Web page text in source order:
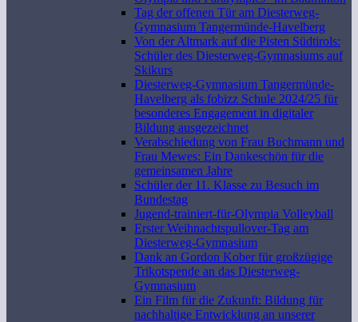
Tag der offenen Tür am Diesterweg-
Gymnasium Tangermünde-Havelberg
Von der Altmark auf die Pisten Südtirols:
Schüler des Diesterweg-Gymnasiums auf
Skikurs
Diesterweg-Gymnasium Tangermünde-
Havelberg als fobizz Schule 2024/25 für
besonderes Engagement in digitaler
Bildung ausgezeichnet
Verabschiedung von Frau Buchmann und
Frau Mewes: Ein Dankeschön für die
gemeinsamen Jahre
Schüler der 11. Klasse zu Besuch im
Bundestag
Jugend-trainiert-für-Olympia Volleyball
Erster Weihnachtspullover-Tag am
Diesterweg-Gymnasium
Dank an Gordon Kober für großzügige
Trikotspende an das Diesterweg-
Gymnasium
Ein Film für die Zukunft: Bildung für
nachhaltige Entwicklung an unserer